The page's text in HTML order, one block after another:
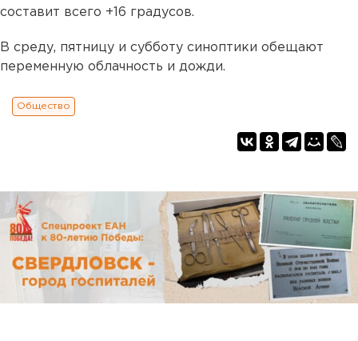
составит всего +16 градусов.
В среду, пятницу и субботу синоптики обещают
переменную облачность и дожди.
Общество